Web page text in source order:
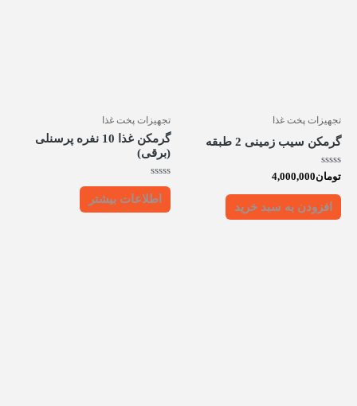
تجهیزات پخت غذا
گرمکن سیب زمینی 2 طبقه
امتیاز
0
از
تومان4,000,000
افزودن به سبد خرید
تجهیزات پخت غذا
گرمکن غذا 10 نفره پرسنلی
(برقی)
امتیاز
5
اطلاعات بیشتر